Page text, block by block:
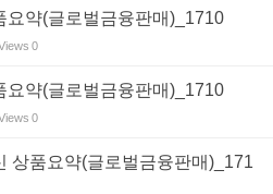
요약(글로벌금융판매)_1710
0
요약(글로벌금융판매)_1710
0
상품요약(글로벌금융판매)_171